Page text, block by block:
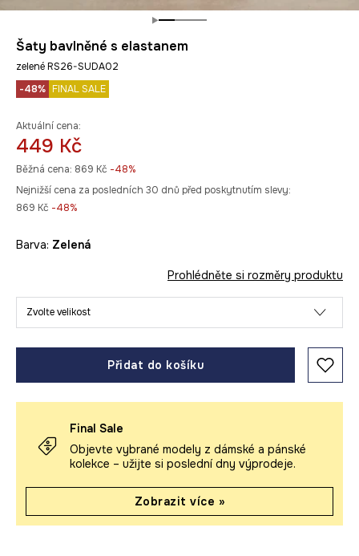
Šaty bavlněné s elastanem
zelené RS26-SUDA02
-48% FINAL SALE
Aktuální cena:
449 Kč
Běžná cena: 869 Kč -48%
Nejnižší cena za posledních 30 dnů před poskytnutím slevy:
869 Kč -48%
Barva: zelená
Prohlédněte si rozměry produktu
Zvolte velikost
Přidat do košíku
Final Sale
Objevte vybrané modely z dámské a pánské
kolekce – užijte si poslední dny výprodeje.
Zobrazit více »